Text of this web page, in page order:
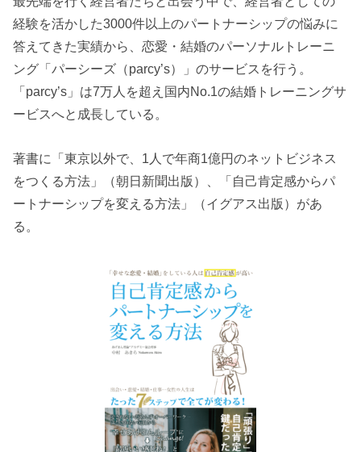
経験を活かした3000件以上のパートナーシップの悩みに
答えてきた実績から、恋愛・結婚のパーソナルトレーニ
ング「パーシーズ（parcy’s）」のサービスを行う。
「parcy’s」は7万人を超え国内No.1の結婚トレーニングサ
ービスへと成長している。
著書に「東京以外で、1人で年商1億円のネットビジネス
をつくる方法」（朝日新聞出版）、「自己肯定感からパ
ートナーシップを変える方法」（イグアス出版）があ
る。